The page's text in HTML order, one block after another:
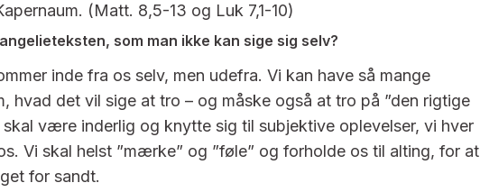
(Matt. 8,5-13 og Luk 7,1-10)
som man ikke kan sige sig selv?
inde fra os selv, men udefra. Vi kan have så mange
hvad det vil sige at tro – og måske også at tro på ”den rigtige
skal være inderlig og knytte sig til subjektive oplevelser, vi hver
Vi skal helst ”mærke” og ”føle” og forholde os til alting, for at
for sandt.